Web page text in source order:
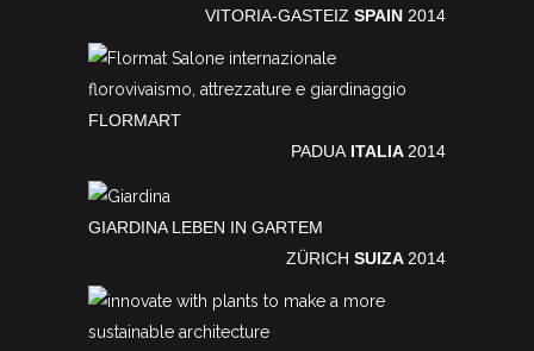
VITORIA-GASTEIZ SPAIN 2014
FLORMART
PADUA ITALIA 2014
GIARDINA LEBEN IN GARTEM
ZÜRICH SUIZA 2014